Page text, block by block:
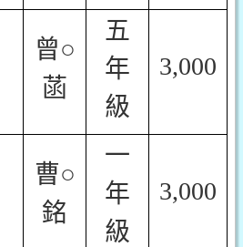
曾○
菡
五
年
級
3,000
曹○
銘
一
年
級
3,000